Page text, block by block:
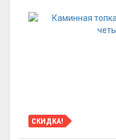
СКИДКА!